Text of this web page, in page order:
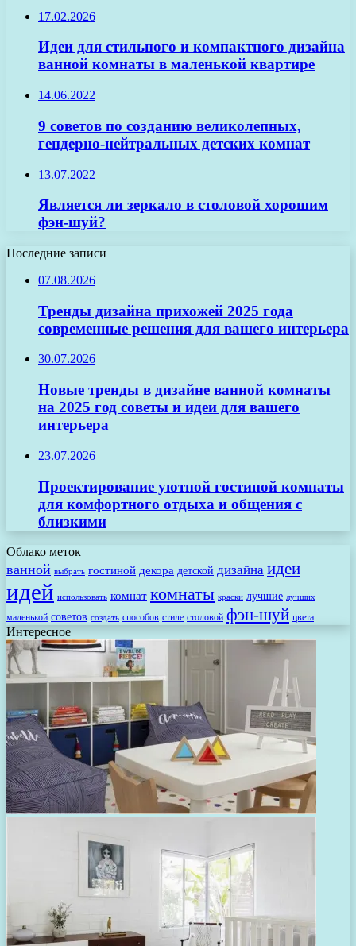
17.02.2026
Идеи для стильного и компактного дизайна
ванной комнаты в маленькой квартире
14.06.2022
9 советов по созданию великолепных,
гендерно-нейтральных детских комнат
13.07.2022
Является ли зеркало в столовой хорошим
фэн-шуй?
Последние записи
07.08.2026
Тренды дизайна прихожей 2025 года
современные решения для вашего интерьера
30.07.2026
Новые тренды в дизайне ванной комнаты
на 2025 год советы и идеи для вашего
интерьера
23.07.2026
Проектирование уютной гостиной комнаты
для комфортного отдыха и общения с
близкими
Облако меток
ванной выбрать гостиной декора детской дизайна идеи
идей использовать комнат комнаты краски лучшие лучших
маленькой советов создать способов стиле столовой фэн-шуй цвета
Интересное